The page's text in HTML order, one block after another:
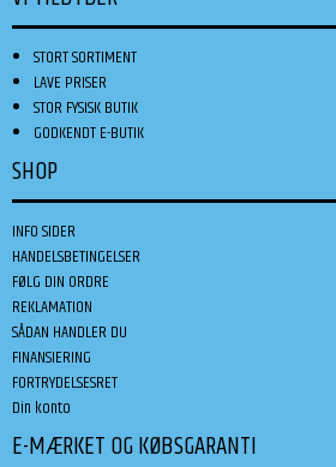
STORT SORTIMENT
LAVE PRISER
STOR FYSISK BUTIK
GODKENDT E-BUTIK
SHOP
INFO SIDER
HANDELSBETINGELSER
FØLG DIN ORDRE
REKLAMATION
SÅDAN HANDLER DU
FINANSIERING
FORTRYDELSESRET
Din konto
E-MÆRKET OG KØBSGARANTI